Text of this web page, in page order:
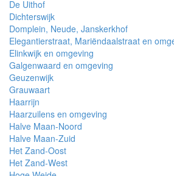
De Uithof
Dichterswijk
Domplein, Neude, Janskerkhof
Elegantierstraat, Mariëndaalstraat en
Elinkwijk en omgeving
Galgenwaard en omgeving
Geuzenwijk
Grauwaart
Haarrijn
Haarzuilens en omgeving
Halve Maan-Noord
Halve Maan-Zuid
Het Zand-Oost
Het Zand-West